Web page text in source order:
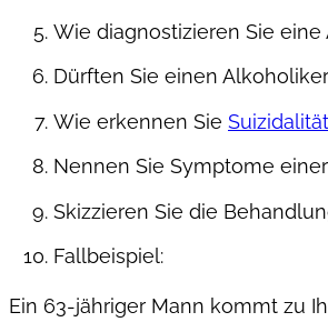
Wie diagnostizieren Sie
Dürften Sie einen
Wie erkennen Sie Suizidalität
Nennen Sie Symptome einer
Skizzieren Sie die
Fallbeispiel:
Ein 63-jähriger Mann kommt zu